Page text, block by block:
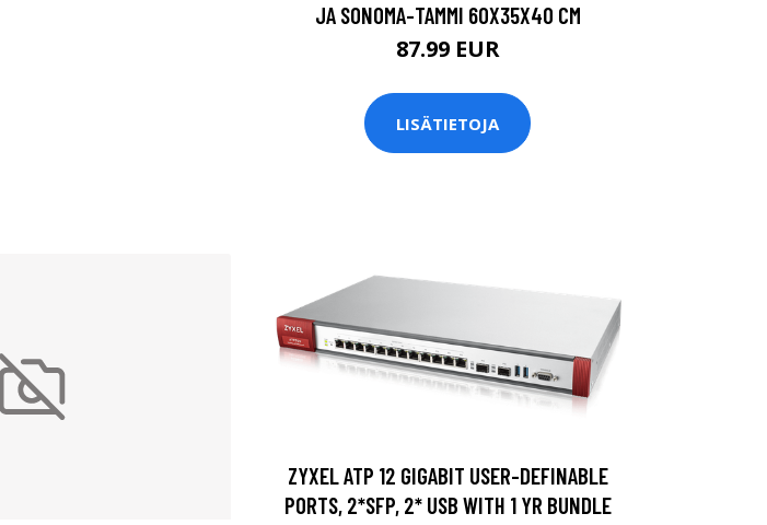
JA SONOMA-TAMMI 60X35X40 CM
87.99 EUR
LISÄTIETOJA
ZYXEL ATP 12 GIGABIT USER-DEFINABLE
PORTS, 2*SFP, 2* USB WITH 1 YR BUNDLE